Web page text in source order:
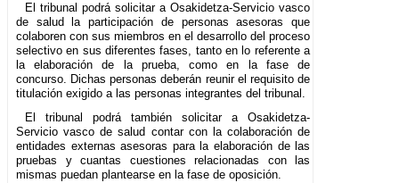
El tribunal podrá solicitar a Osakidetza-Servicio vasco
de salud la participación de personas asesoras que
colaboren con sus miembros en el desarrollo del proceso
selectivo en sus diferentes fases, tanto en lo referente a
la elaboración de la prueba, como en la fase de
concurso. Dichas personas deberán reunir el requisito de
titulación exigido a las personas integrantes del tribunal.
El tribunal podrá también solicitar a Osakidetza-
Servicio vasco de salud contar con la colaboración de
entidades externas asesoras para la elaboración de las
pruebas y cuantas cuestiones relacionadas con las
mismas puedan plantearse en la fase de oposición.